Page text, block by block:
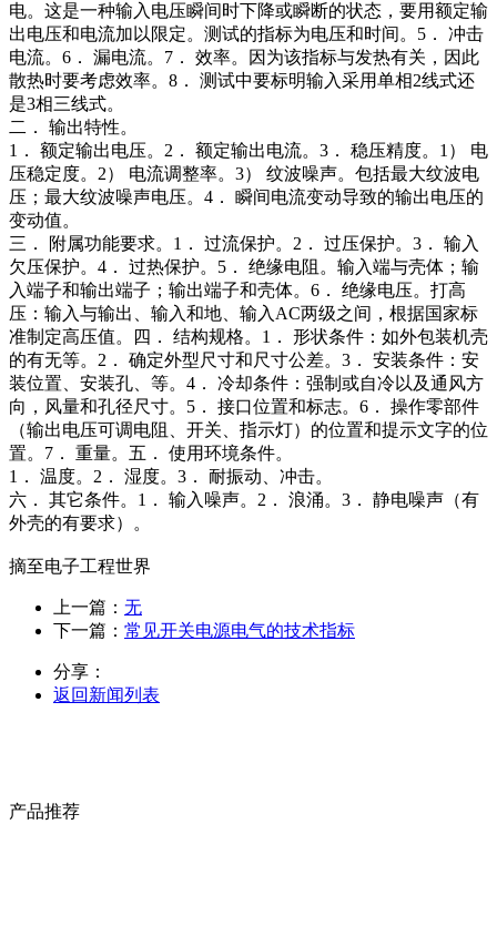
电。这是一种输入电压瞬间时下降或瞬断的状态，要用额定输
出电压和电流加以限定。测试的指标为电压和时间。5． 冲击
电流。6． 漏电流。7． 效率。因为该指标与发热有关，因此
散热时要考虑效率。8． 测试中要标明输入采用单相2线式还
是3相三线式。
二． 输出特性。
1． 额定输出电压。2． 额定输出电流。3． 稳压精度。1） 电
压稳定度。2） 电流调整率。3） 纹波噪声。包括最大纹波电
压；最大纹波噪声电压。4． 瞬间电流变动导致的输出电压的
变动值。
三． 附属功能要求。1． 过流保护。2． 过压保护。3． 输入
欠压保护。4． 过热保护。5． 绝缘电阻。输入端与壳体；输
入端子和输出端子；输出端子和壳体。6． 绝缘电压。打高
压：输入与输出、输入和地、输入AC两级之间，根据国家标
准制定高压值。四． 结构规格。1． 形状条件：如外包装机壳
的有无等。2． 确定外型尺寸和尺寸公差。3． 安装条件：安
装位置、安装孔、等。4． 冷却条件：强制或自冷以及通风方
向，风量和孔径尺寸。5． 接口位置和标志。6． 操作零部件
（输出电压可调电阻、开关、指示灯）的位置和提示文字的位
置。7． 重量。五． 使用环境条件。
1． 温度。2． 湿度。3． 耐振动、冲击。
六． 其它条件。1． 输入噪声。2． 浪涌。3． 静电噪声（有
外壳的有要求）。
摘至电子工程世界
上一篇： 无
下一篇： 常见开关电源电气的技术指标
分享：
返回新闻列表
产品推荐